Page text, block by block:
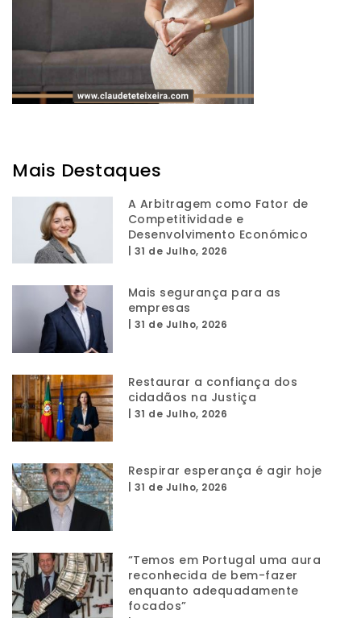
Mais Destaques
A Arbitragem como Fator de
Competitividade e
Desenvolvimento Económico
31 de Julho, 2026
Mais segurança para as
empresas
31 de Julho, 2026
Restaurar a confiança dos
cidadãos na Justiça
31 de Julho, 2026
Respirar esperança é agir hoje
31 de Julho, 2026
“Temos em Portugal uma aura
reconhecida de bem-fazer
enquanto adequadamente
focados”